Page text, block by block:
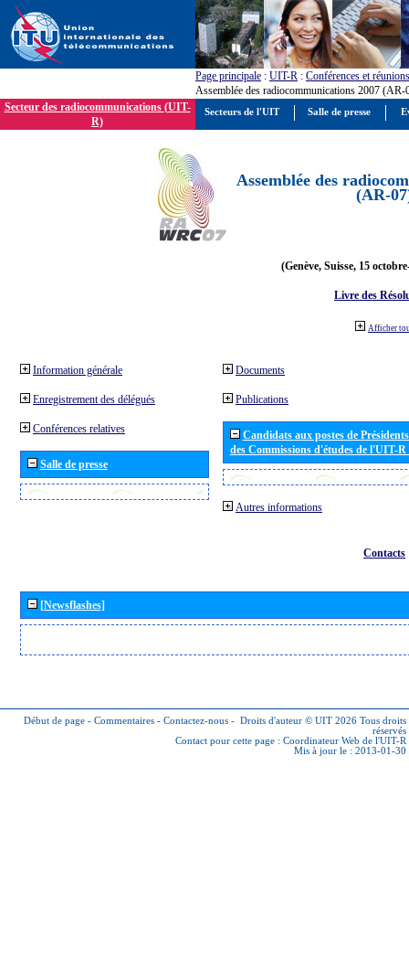
Page principale : UIT-R : Conférences et réunions
Assemblée des radiocommunications 2007 (AR-
Secteur des radiocommunications (UIT-
R)
Assemblée des
(AR-
(Genève, Suisse, 15
Livre des
Afficher
Information générale
Enregistrement des délégués
Conférences relatives
Salle de presse
Documents
Publications
Candidats aux postes de
des Commissions d'études de l'UIT-
Autres informations
Contacts
[Newsflashes]
Début de page - Commentaires - Contactez-nous - Droits d'auteur © UIT 2026 Tous droits
réservés
Contact pour cette page : Coordinateur Web de l'UIT-R
Mis à jour le : 2013-01-30
Secteurs de l'UIT Salle de presse